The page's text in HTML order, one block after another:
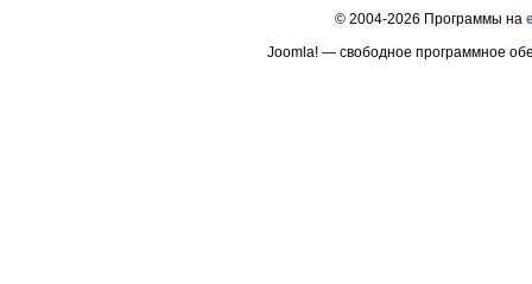
© 2004-2026 Программы на
Joomla! — свободное программное